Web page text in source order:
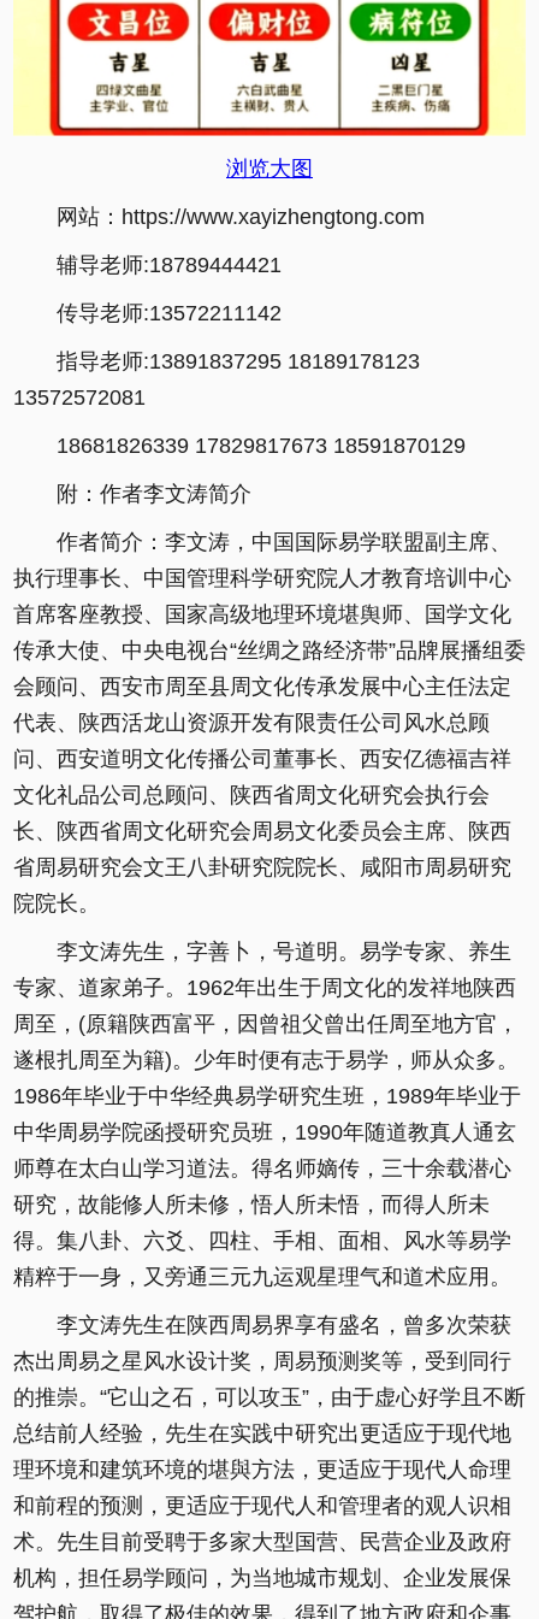
浏览大图
网站：https://www.xayizhengtong.com
辅导老师:18789444421
传导老师:13572211142
指导老师:13891837295 18189178123
13572572081
18681826339 17829817673 18591870129
附：作者李文涛简介
作者简介：李文涛，中国国际易学联盟副主席、
执行理事长、中国管理科学研究院人才教育培训中心
首席客座教授、国家高级地理环境堪舆师、国学文化
传承大使、中央电视台“丝绸之路经济带”品牌展播组委
会顾问、西安市周至县周文化传承发展中心主任法定
代表、陕西活龙山资源开发有限责任公司风水总顾
问、西安道明文化传播公司董事长、西安亿德福吉祥
文化礼品公司总顾问、陕西省周文化研究会执行会
长、陕西省周文化研究会周易文化委员会主席、陕西
省周易研究会文王八卦研究院院长、咸阳市周易研究
院院长。
李文涛先生，字善卜，号道明。易学专家、养生
专家、道家弟子。1962年出生于周文化的发祥地陕西
周至，(原籍陕西富平，因曾祖父曾出任周至地方官，
遂根扎周至为籍)。少年时便有志于易学，师从众多。
1986年毕业于中华经典易学研究生班，1989年毕业于
中华周易学院函授研究员班，1990年随道教真人通玄
师尊在太白山学习道法。得名师嫡传，三十余载潜心
研究，故能修人所未修，悟人所未悟，而得人所未
得。集八卦、六爻、四柱、手相、面相、风水等易学
精粹于一身，又旁通三元九运观星理气和道术应用。
李文涛先生在陕西周易界享有盛名，曾多次荣获
杰出周易之星风水设计奖，周易预测奖等，受到同行
的推崇。“它山之石，可以攻玉”，由于虚心好学且不断
总结前人经验，先生在实践中研究出更适应于现代地
理环境和建筑环境的堪與方法，更适应于现代人命理
和前程的预测，更适应于现代人和管理者的观人识相
术。先生目前受聘于多家大型国营、民营企业及政府
机构，担任易学顾问，为当地城市规划、企业发展保